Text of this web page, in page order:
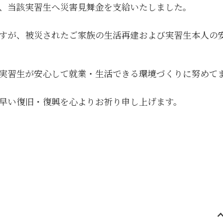
当該実習生へ災害見舞金を支給いたしました。
が、被災されたご家族の生活再建および実習生本人の
習生が安心して就業・生活できる環境づくりに努めて
い復旧・復興を心よりお祈り申し上げます。